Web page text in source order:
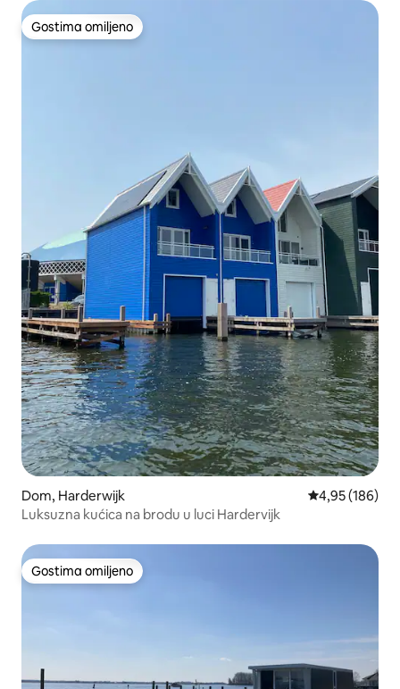
Gostima omiljeno
Gostima omiljeno
Dom, Harderwijk Prosečna
4,95 (186)
Luksuzna kućica na brodu u luci Hardervijk
Gostima omiljeno
Gostima omiljeno